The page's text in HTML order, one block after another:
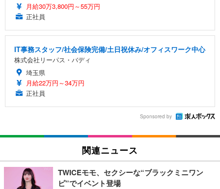
月給30万3,800円～55万円
正社員
IT事務スタッフ/社会保険完備/土日祝休み/オフィスワーク中心
株式会社リーパス・バディ
埼玉県
月給22万円～34万円
正社員
Sponsored by
関連ニュース
TWICEモモ、セクシーな“ブラックミニワン
ピ”でイベント登場